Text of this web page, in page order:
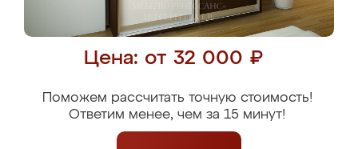
Цена: от 32 000 ₽
Поможем рассчитать точную стоимость!
Ответим менее, чем за 15 минут!